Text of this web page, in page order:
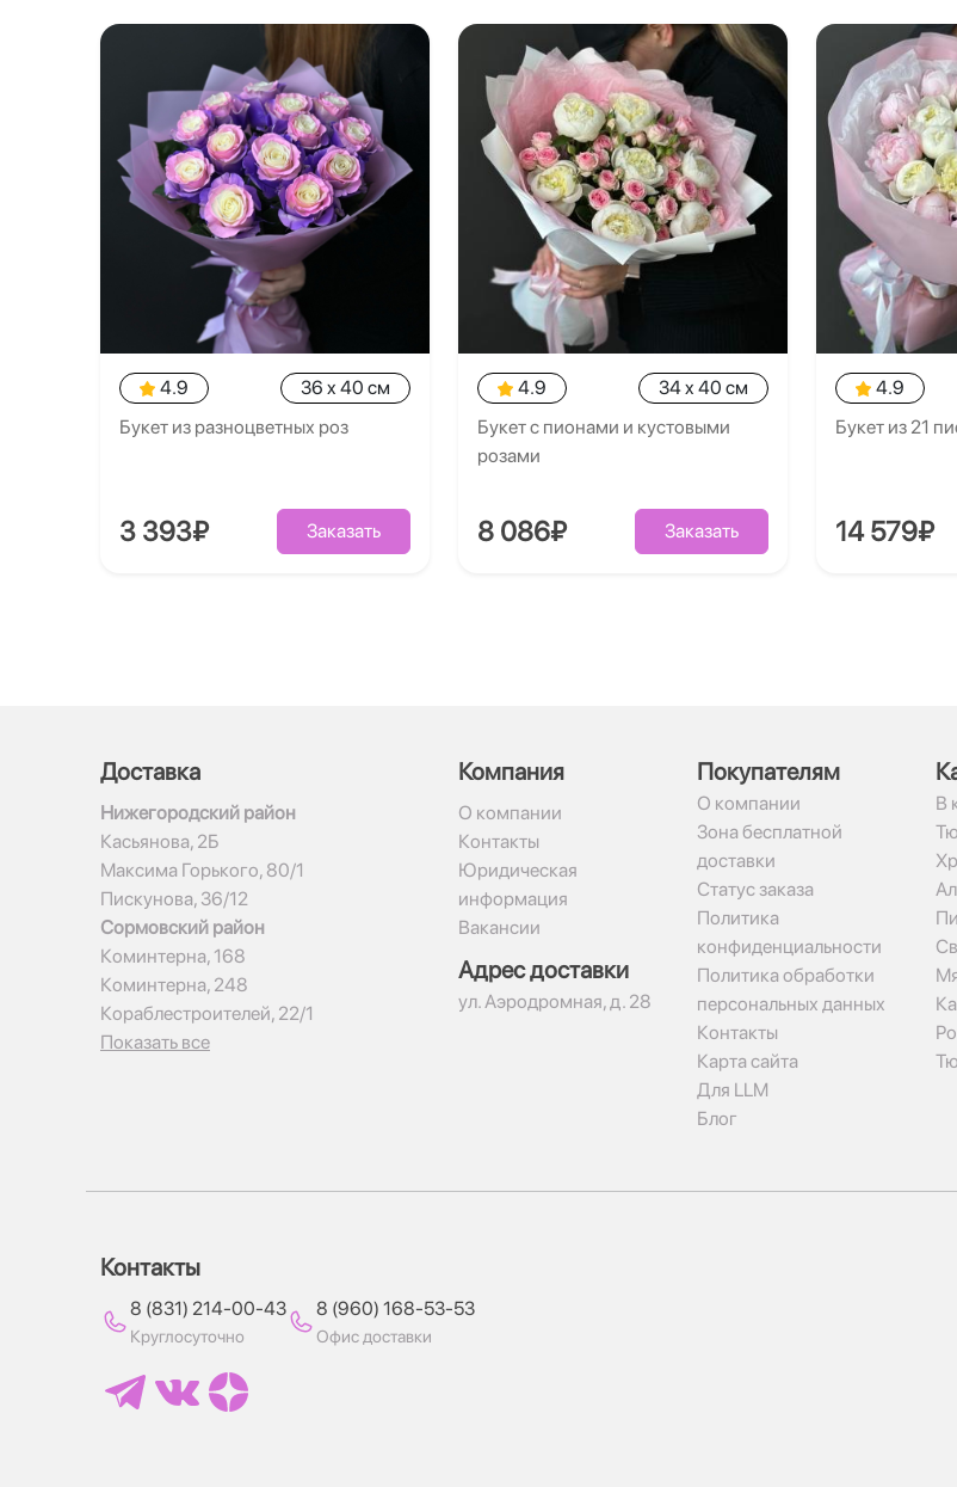
4.9
36 x 40 см
Букет из разноцветных роз
3 393₽ Заказать
4.9
34 x 40 см
Букет с пионами и кустовыми
розами
8 086₽ Заказать
4.9
Букет из 21
14 579₽
Доставка
Нижегородский район
Касьянова, 2Б
Максима Горького, 80/1
Пискунова, 36/12
Сормовский район
Коминтерна, 168
Коминтерна, 248
Кораблестроителей, 22/1
Показать все
Компания
О компании
Контакты
Юридическая
информация
Вакансии
Адрес доставки
ул. Аэродромная, д. 28
Покупателям
О компании
Зона бесплатной
доставки
Статус заказа
Политика
конфиденциальности
Политика обработки
персональных данных
Контакты
Карта сайта
Для LLM
Блог
В
Контакты
8 (831) 214-00-43
Круглосуточно
8 (960) 168-53-53
Офис доставки